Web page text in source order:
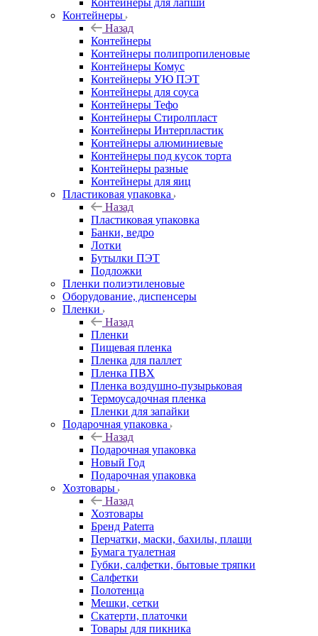
Контейнеры для лапши
Контейнеры
Назад
Контейнеры
Контейнеры полипропиленовые
Контейнеры Комус
Контейнеры УЮ ПЭТ
Контейнеры для соуса
Контейнеры Тефо
Контейнеры Стиролпласт
Контейнеры Интерпластик
Контейнеры алюминиевые
Контейнеры под кусок торта
Контейнеры разные
Контейнеры для яиц
Пластиковая упаковка
Назад
Пластиковая упаковка
Банки, ведро
Лотки
Бутылки ПЭТ
Подложки
Пленки полиэтиленовые
Оборудование, диспенсеры
Пленки
Назад
Пленки
Пищевая пленка
Пленка для паллет
Пленка ПВХ
Пленка воздушно-пузырьковая
Термоусадочная пленка
Пленки для запайки
Подарочная упаковка
Назад
Подарочная упаковка
Новый Год
Подарочная упаковка
Хозтовары
Назад
Хозтовары
Бренд Paterra
Перчатки, маски, бахилы, плащи
Бумага туалетная
Губки, салфетки, бытовые тряпки
Салфетки
Полотенца
Мешки, сетки
Скатерти, платочки
Товары для пикника